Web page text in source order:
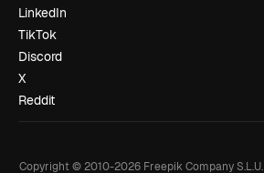
LinkedIn
TikTok
Discord
X
Reddit
Copyright © 2010-2026Freepik Company S.L.U.